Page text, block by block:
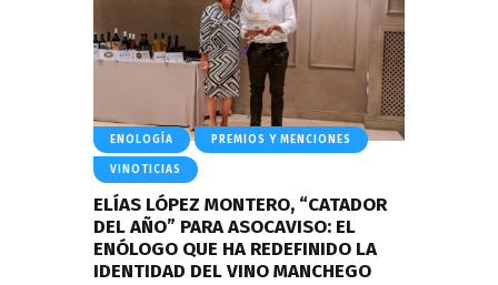
ENOLOGÍA PREMIOS Y MENCIONES
VINOTICIAS
ELÍAS LÓPEZ MONTERO, “CATADOR
DEL AÑO” PARA ASOCAVISO: EL
ENÓLOGO QUE HA REDEFINIDO LA
IDENTIDAD DEL VINO MANCHEGO